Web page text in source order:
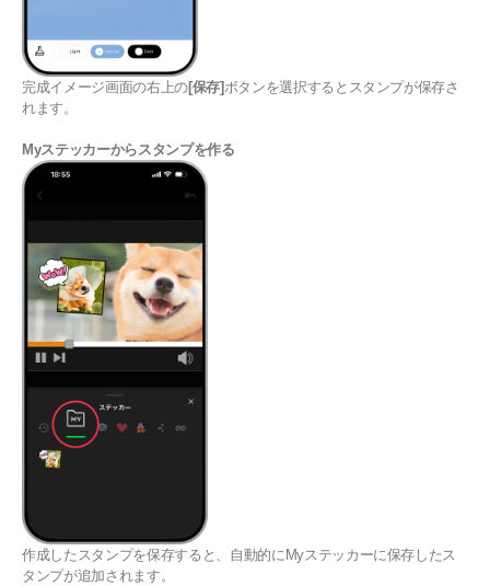
完成イメージ画面の右上の[保存]ボタンを選択するとスタンプが保存さ
れます。
Myステッカーからスタンプを作る
作成したスタンプを保存すると、自動的にMyステッカーに保存したス
タンプが追加されます。